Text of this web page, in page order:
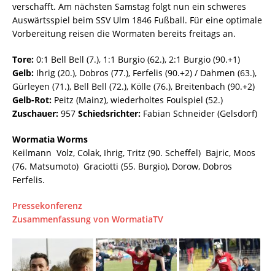
verschafft. Am nächsten Samstag folgt nun ein schweres
Auswärtsspiel beim SSV Ulm 1846 Fußball. Für eine optimale
Vorbereitung reisen die Wormaten bereits freitags an.
Tore: 0:1 Bell Bell (7.), 1:1 Burgio (62.), 2:1 Burgio (90.+1)
Gelb: Ihrig (20.), Dobros (77.), Ferfelis (90.+2) / Dahmen (63.),
Gürleyen (71.), Bell Bell (72.), Kölle (76.), Breitenbach (90.+2)
Gelb-Rot: Peitz (Mainz), wiederholtes Foulspiel (52.)
Zuschauer: 957 Schiedsrichter: Fabian Schneider (Gelsdorf)
Wormatia Worms
Keilmann  Volz, Colak, Ihrig, Tritz (90. Scheffel)  Bajric, Moos
(76. Matsumoto)  Graciotti (55. Burgio), Dorow, Dobros 
Ferfelis.
Pressekonferenz
Zusammenfassung von WormatiaTV